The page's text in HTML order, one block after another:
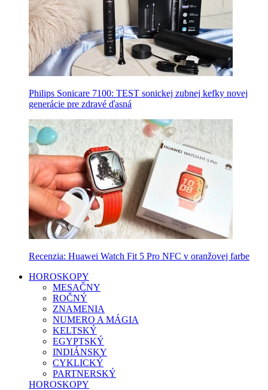
Philips Sonicare 7100: TEST sonickej zubnej kefky novej
generácie pre zdravé ďasná
Recenzia: Huawei Watch Fit 5 Pro NFC v oranžovej farbe
HOROSKOPY
MESAČNY
ROČNÝ
ZNAMENIA
NUMERO A MÁGIA
KELTSKÝ
EGYPTSKÝ
INDIÁNSKY
CYKLICKÝ
PARTNERSKÝ
HOROSKOPY